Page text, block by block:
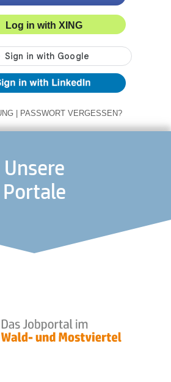
Log in with XING
| PASSWORT VERGESSEN?
Unsere
Portale